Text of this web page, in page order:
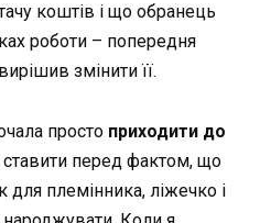
коштів і що обранець
роботи – попередня
змінити її.
просто приходити до
ставити перед фактом, що
для племінника, ліжечко і